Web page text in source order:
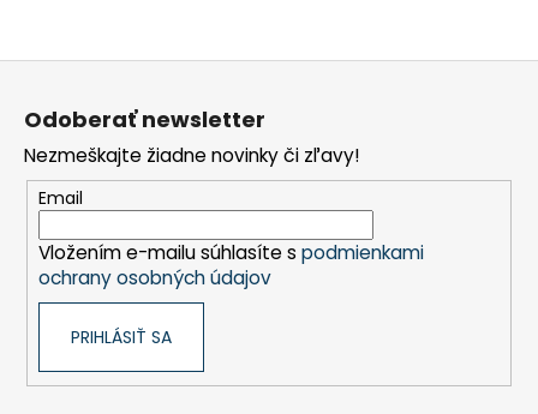
Odoberať newsletter
Nezmeškajte žiadne novinky či zľavy!
Email
Vložením e-mailu súhlasíte s podmienkami
ochrany osobných údajov
PRIHLÁSIŤ SA